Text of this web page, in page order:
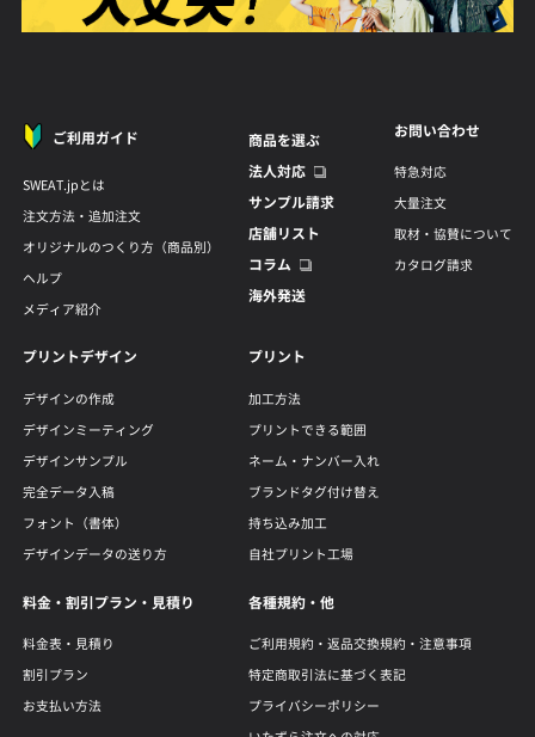
ご利用ガイド
SWEAT.jpとは
注文方法・追加注文
オリジナルのつくり方（商品別）
ヘルプ
メディア紹介
商品を選ぶ
法人対応
サンプル請求
店舗リスト
コラム
海外発送
お問い合わせ
特急対応
大量注文
取材・協賛について
カタログ請求
プリントデザイン
デザインの作成
デザインミーティング
デザインサンプル
完全データ入稿
フォント（書体）
デザインデータの送り方
プリント
加工方法
プリントできる範囲
ネーム・ナンバー入れ
ブランドタグ付け替え
持ち込み加工
自社プリント工場
料金・割引プラン・見積り
料金表・見積り
割引プラン
お支払い方法
各種規約・他
ご利用規約・返品交換規約・注意事項
特定商取引法に基づく表記
プライバシーポリシー